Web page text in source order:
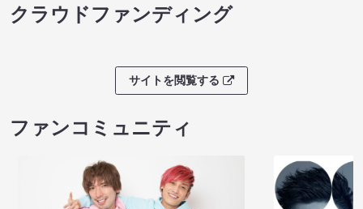
クラウドファンディング
サイトを閲覧する
ファンコミュニティ